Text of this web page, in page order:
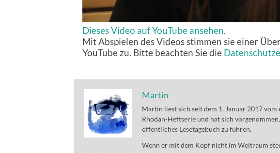
Dieses Video auf YouTube ansehen.
Mit Abspielen des Videos stimmen sie einer
YouTube zu. Bitte beachten Sie die
Martin
Martin liest sich seit dem 1. Januar 2017
Rhodan-Heftserie und hat sich
öffentliches Lesetagebuch zu führen.
Wenn er mit dem Kopf nicht im Weltraum